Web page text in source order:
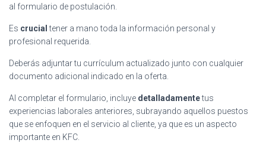
al formulario de postulación.
Es crucial tener a mano toda la información personal y
profesional requerida.
Deberás adjuntar tu currículum actualizado junto con cualquier
documento adicional indicado en la oferta.
Al completar el formulario, incluye detalladamentetus
experiencias laborales anteriores, subrayando aquellos puestos
que se enfoquen en el servicio al cliente, ya que es un aspecto
importante en KFC.